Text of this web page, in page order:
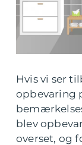
Hvis vi ser
opbevaring
blev
overset, og